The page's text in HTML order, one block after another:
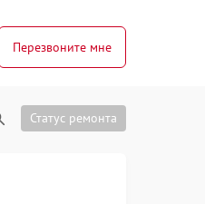
Перезвоните мне
Статус ремонта